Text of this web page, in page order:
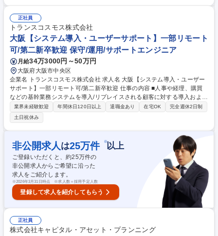
きます。【主な担当業務】■採用計画/採用戦略の立案■セミナー/WEB広告/
記事媒体/動画/イベント等の広報企画・運営■インターンシップの企画・運
営■選考フロー設計や選考ツール等施策の企画実装・面接官管理等の選考
管理■内定者フォローやリクルーター制度の企画運営 募集職種 【新卒採用
リーダー候補】裁量◎/大規模採用を通じて急成長できる環境
正社員
トランスコスモス株式会社
大阪【システム導入・ユーザーサポート】一部リモート
可/第二新卒歓迎 保守/運用/サポートエンジニア
月給34万3000円～50万円
大阪府大阪市中央区
企業名 トランスコスモス株式会社 求人名 大阪【システム導入・ユーザー
サポート】一部リモート可/第二新卒歓迎 仕事の内容 ■人事や経理、購買
などの基幹業務システムを導入/リプレイスされる顧客に対する導入および
サポート業務をお任せします。下記業務をチームとして対応しており、こ
れまでのご経験やご希望をもとにお任せします。 【業務例】 ■問い合わせ
対応：ユーザーからの電話やメール、チャットなどを通じての対応 ■トラ
ブルシューティング：システムのエラーや不具合に対する調査と解決策の
提供 ■ドキュメント管理：FAQやマニュアルの作成・更新 ■ユーザー教
育・トレーニング：新しい機能やシステムの導入時に、ユーザーへのトレ
ーニングを実施 ■システムメンテナンス：定期的なシステムチェックやメ
ンテナンスの計画・実施 等 募集職種 大阪【システム導入・ユーザーサポ
ート】一部リモート可/第二新卒歓迎
業界未経験歓迎 年間休日120日以上 退職金あり 在宅OK
完全週休2日制
土日祝休み
非公開求人 は25万件 ※以上
ご登録いただくと、約25万件の
非公開求人からご希望に沿った
求人をご紹介します。
※2026年3月31日時点 ※求人数＝採用予定人数
登録して求人を紹介してもらう
正社員
株式会社キャピタル・アセット・プランニング